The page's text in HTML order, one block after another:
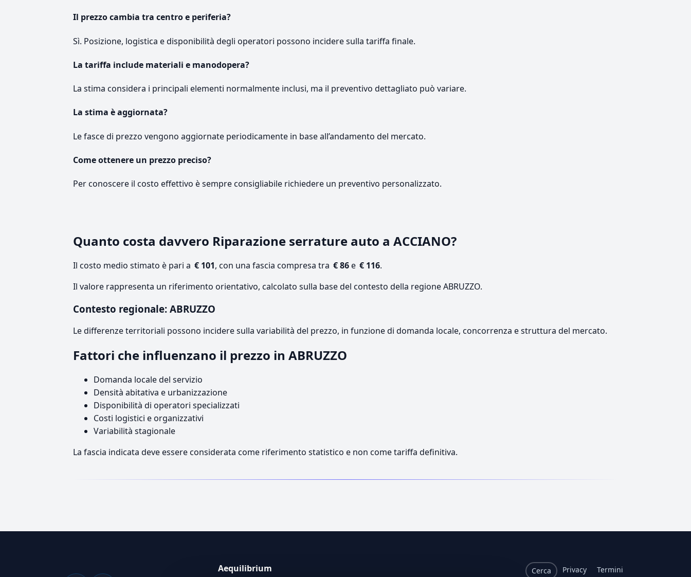
Il prezzo cambia tra centro e periferia?
Sì. Posizione, logistica e disponibilità degli operatori possono incidere sulla tariffa finale.
La tariffa include materiali e manodopera?
La stima considera i principali elementi normalmente inclusi, ma il preventivo dettagliato può variare.
La stima è aggiornata?
Le fasce di prezzo vengono aggiornate periodicamente in base all’andamento del mercato.
Come ottenere un prezzo preciso?
Per conoscere il costo effettivo è sempre consigliabile richiedere un preventivo personalizzato.
Quanto costa davvero Riparazione serrature auto a ACCIANO?
Il costo medio stimato è pari a € 101, con una fascia compresa tra € 86e € 116.
Il valore rappresenta un riferimento orientativo, calcolato sulla base del contesto della regione ABRUZZO.
Contesto regionale: ABRUZZO
Le differenze territoriali possono incidere sulla variabilità del prezzo, in funzione di domanda locale, concorrenza e struttura del mercato.
Fattori che influenzano il prezzo in ABRUZZO
Domanda locale del servizio
Densità abitativa e urbanizzazione
Disponibilità di operatori specializzati
Costi logistici e organizzativi
Variabilità stagionale
La fascia indicata deve essere considerata come riferimento statistico e non come tariffa definitiva.
Aequilibrium Cerca Privacy Termini